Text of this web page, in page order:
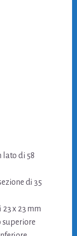
lato di 58
di 35
x 23 mm
superiore